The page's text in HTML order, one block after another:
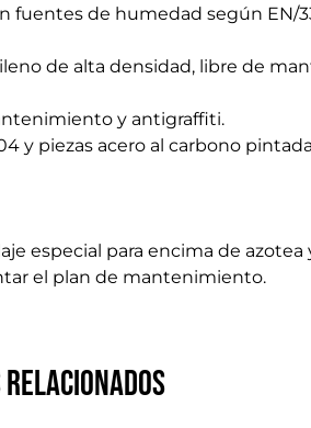
de humedad según EN/
de alta densidad, libre de
y antigraffiti.
y piezas acero al carbono
especial para encima de
el plan de mantenimiento.